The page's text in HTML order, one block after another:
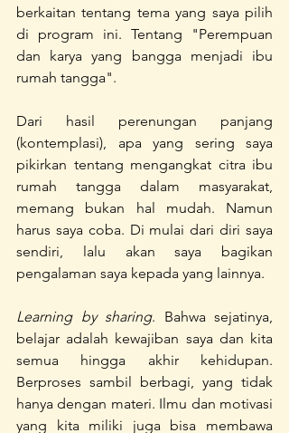
berkaitan tentang tema yang saya pilih
di program ini. Tentang "Perempuan
dan karya yang bangga menjadi ibu
rumah tangga".
Dari hasil perenungan panjang
(kontemplasi), apa yang sering saya
pikirkan tentang mengangkat citra ibu
rumah tangga dalam masyarakat,
memang bukan hal mudah. Namun
harus saya coba. Di mulai dari diri saya
sendiri, lalu akan saya bagikan
pengalaman saya kepada yang lainnya.
Learning by sharing. Bahwa sejatinya,
belajar adalah kewajiban saya dan kita
semua hingga akhir kehidupan.
Berproses sambil berbagi, yang tidak
hanya dengan materi. Ilmu dan motivasi
yang kita miliki juga bisa membawa